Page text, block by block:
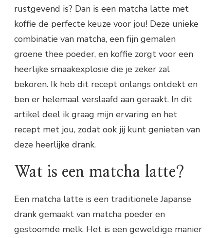
rustgevend is? Dan is een matcha latte met
koffie de perfecte keuze voor jou! Deze unieke
combinatie van matcha, een fijn gemalen
groene thee poeder, en koffie zorgt voor een
heerlijke smaakexplosie die je zeker zal
bekoren. Ik heb dit recept onlangs ontdekt en
ben er helemaal verslaafd aan geraakt. In dit
artikel deel ik graag mijn ervaring en het
recept met jou, zodat ook jij kunt genieten van
deze heerlijke drank.
Wat is een matcha latte?
Een matcha latte is een traditionele Japanse
drank gemaakt van matcha poeder en
gestoomde melk. Het is een geweldige manier